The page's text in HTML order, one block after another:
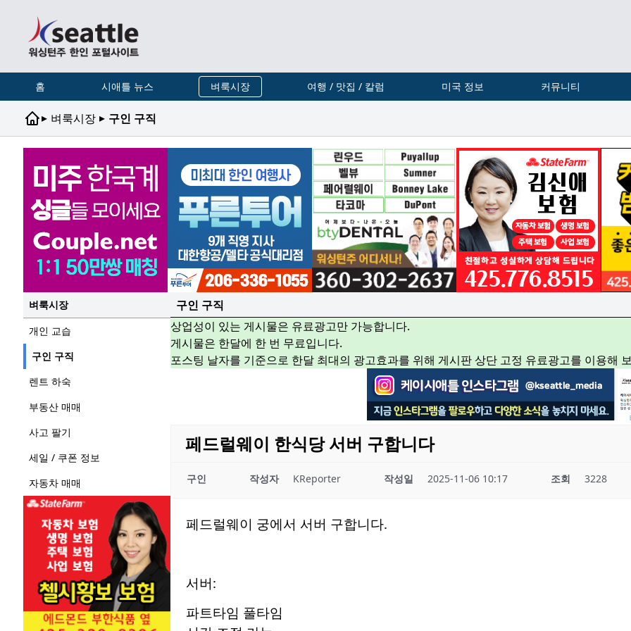
홈 시애틀 뉴스 벼룩시장 여행 / 맛집 / 칼럼 미국 정보 커뮤니티
▸ 벼룩시장 ▸ 구인 구직
벼룩시장
개인 교습
구인 구직
렌트 하숙
부동산 매매
사고 팔기
세일 / 쿠폰 정보
자동차 매매
구인 구직
상업성이 있는 게시물은 유료광고만 가능합니다.
게시물은 한달에 한 번 무료입니다.
포스팅 날자를 기준으로 한달 최대의 광고효과를 위해 게시판 상단 고정 유료광고를 이용해
페드럴웨이 한식당 서버 구합니다
구인 작성자 KReporter 작성일 2025-11-06 10:17 조회 3228
페드럴웨이 궁에서 서버 구합니다.
서버:
파트타임 풀타임